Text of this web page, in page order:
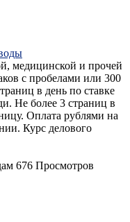
медицинской и прочей
с пробелами или 300
в день по ставке
Не более 3 страниц в
Оплата рублями на
Курс делового
676 Просмотров